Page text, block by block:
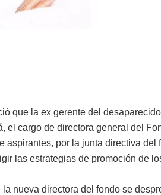
que la ex gerente del
el cargo de directora general del
aspirantes, por la junta directiva del
las estrategias de promoción de
nueva directora del fondo se